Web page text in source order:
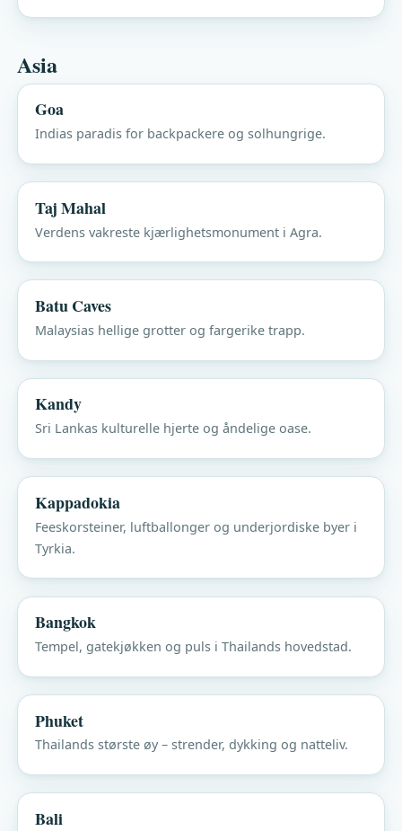
Asia
Goa
Indias paradis for backpackere og solhungrige.
Taj Mahal
Verdens vakreste kjærlighetsmonument i Agra.
Batu Caves
Malaysias hellige grotter og fargerike trapp.
Kandy
Sri Lankas kulturelle hjerte og åndelige oase.
Kappadokia
Feeskorsteiner, luftballonger og underjordiske byer i
Tyrkia.
Bangkok
Tempel, gatekjøkken og puls i Thailands hovedstad.
Phuket
Thailands største øy – strender, dykking og natteliv.
Bali